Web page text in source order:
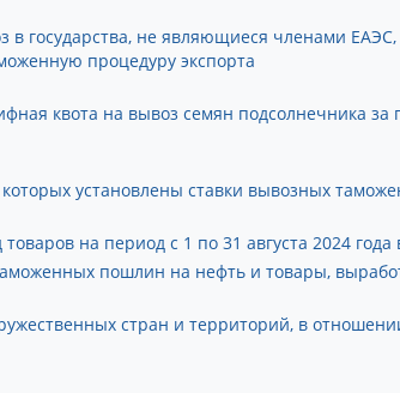
государства, не являющиеся членами
процедуру экспорта
квота на вывоз семян подсолнечника
установлены ставки вывозных
на период с 1 по 31 августа 2024
пошлин на нефть и товары,
стран и территорий, в